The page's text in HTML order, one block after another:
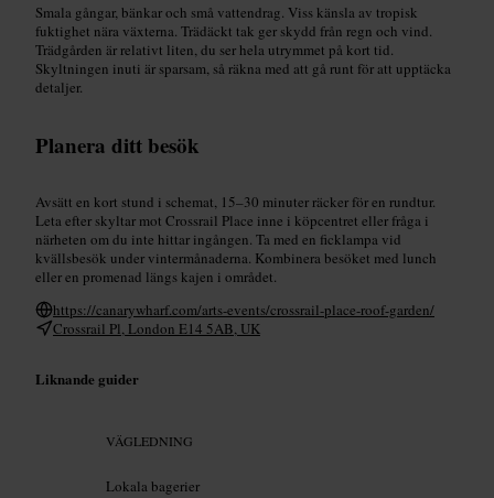
Smala gångar, bänkar och små vattendrag. Viss känsla av tropisk
fuktighet nära växterna. Trädäckt tak ger skydd från regn och vind.
Trädgården är relativt liten, du ser hela utrymmet på kort tid.
Skyltningen inuti är sparsam, så räkna med att gå runt för att upptäcka
detaljer.
Planera ditt besök
Avsätt en kort stund i schemat, 15–30 minuter räcker för en rundtur.
Leta efter skyltar mot Crossrail Place inne i köpcentret eller fråga i
närheten om du inte hittar ingången. Ta med en ficklampa vid
kvällsbesök under vintermånaderna. Kombinera besöket med lunch
eller en promenad längs kajen i området.
https://canarywharf.com/arts-events/crossrail-place-roof-garden/
Crossrail Pl, London E14 5AB, UK
Liknande guider
VÄGLEDNING
Lokala bagerier